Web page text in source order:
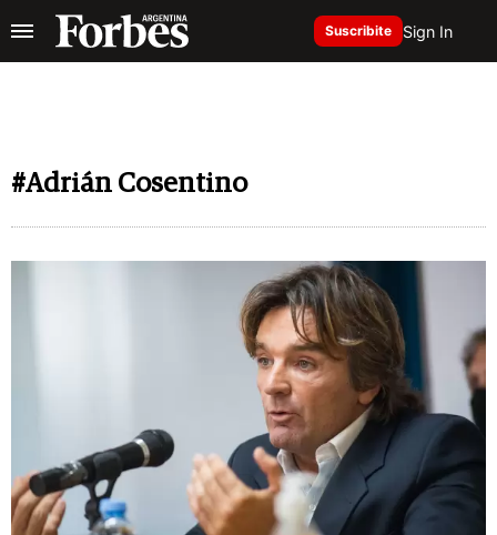
Suscribite Sign In
#Adrián Cosentino